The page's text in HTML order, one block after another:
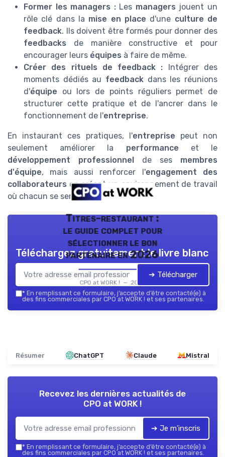
Former les managers :Les managers jouent un
rôle clé dans la mise en place d'une culture de
feedback. Ils doivent être formés pour donner des
feedbacks de manière constructive et pour
encourager leurs équipes à faire de même.
Créer des rituels de feedback : Intégrer des
moments dédiés au feedback dans les réunions
d'équipe ou lors de points réguliers permet de
structurer cette pratique et de l'ancrer dans le
fonctionnement de l'entreprise.
En instaurant ces pratiques, l'entreprise peut non
seulement améliorer la performance et le
développement professionnel de ses membres
d'équipe, mais aussi renforcer l'engagement des
collaborateurs en créant un environnement de travail
où chacun se sent écouté et valorisé.
Titres-restaurant :
le guide complet pour
sélectionner le bon
partenaire en 2026
CPO at WORK ! — 2026
Téléchargez gratuitement le livre blanc
➔ Télécharger
* En remplissant ce formulaire, j’accepte d’être contacté(e) à
des fins commerciales par CPO at WORK ! et ses partenaires.
Résumer ChatGPT Claude Mistral
Recevez les dernières actualités de
CPO at WORK !
➔ Je m'inscris
* En remplissant ce formulaire, j’accepte d’être contacté(e) à
des fins commerciales par CPO at WORK ! et ses partenaires.